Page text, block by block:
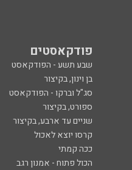
פודקאסטים
שבע תשע - הפודקאסט
בן וינון, בקיצור
סג"ל וברקו - הפודקאסט
ספורט, בקיצור
שניים עד ארבע, בקיצור
קרסו יוצא לאכול
ככה קמתי
הכול פתוח - אמנון רגב